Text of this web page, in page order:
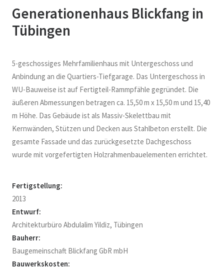
Generationenhaus Blickfang in
Tübingen
5-geschossiges Mehrfamilienhaus mit Untergeschoss und
Anbindung an die Quartiers-Tiefgarage. Das Untergeschoss in
WU-Bauweise ist auf Fertigteil-Rammpfähle gegründet. Die
äußeren Abmessungen betragen ca. 15,50 m x 15,50 m und 15,40
m Höhe. Das Gebäude ist als Massiv-Skelettbau mit
Kernwänden, Stützen und Decken aus Stahlbeton erstellt. Die
gesamte Fassade und das zurückgesetzte Dachgeschoss
wurde mit vorgefertigten Holzrahmenbauelementen errichtet.
Fertigstellung:
2013
Entwurf:
Architekturbüro Abdulalim Yildiz, Tübingen
Bauherr:
Baugemeinschaft Blickfang GbR mbH
Bauwerkskosten: